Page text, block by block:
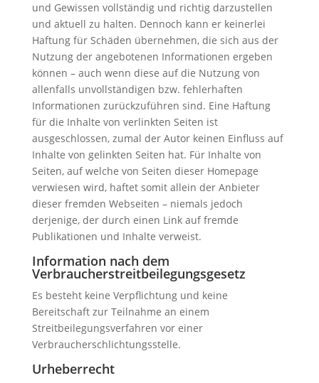
und Gewissen vollständig und richtig darzustellen
und aktuell zu halten. Dennoch kann er keinerlei
Haftung für Schäden übernehmen, die sich aus der
Nutzung der angebotenen Informationen ergeben
können – auch wenn diese auf die Nutzung von
allenfalls unvollständigen bzw. fehlerhaften
Informationen zurückzuführen sind. Eine Haftung
für die Inhalte von verlinkten Seiten ist
ausgeschlossen, zumal der Autor keinen Einfluss auf
Inhalte von gelinkten Seiten hat. Für Inhalte von
Seiten, auf welche von Seiten dieser Homepage
verwiesen wird, haftet somit allein der Anbieter
dieser fremden Webseiten – niemals jedoch
derjenige, der durch einen Link auf fremde
Publikationen und Inhalte verweist.
Information nach dem
Verbraucherstreitbeilegungsgesetz
Es besteht keine Verpflichtung und keine
Bereitschaft zur Teilnahme an einem
Streitbeilegungsverfahren vor einer
Verbraucherschlichtungsstelle.
Urheberrecht